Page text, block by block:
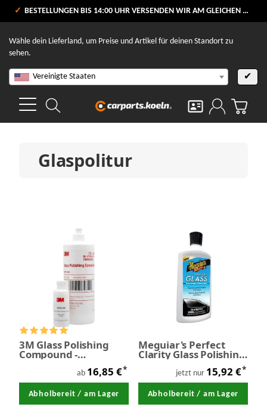
VERSANDKOSTENFREI AB 80 €
BESTELLUNGEN BIS 14:00 UHR VERSENDEN WIR AM GLEICHEN WERKTAG
Wähle dein Lieferland, um Preise und Artikel für deinen Standort zu
sehen.
Vereinigte Staaten ✔
Glaspolitur
3M Glass Polishing
Compound -
Glaspolitur
ab 16,85 €*
Abholbereit / am Lager
Meguiar's Perfect
Clarity Glass Polishing
Compound -
Glaspolitur 236 ml
jetzt nur 15,92 €*
Abholbereit / am Lager